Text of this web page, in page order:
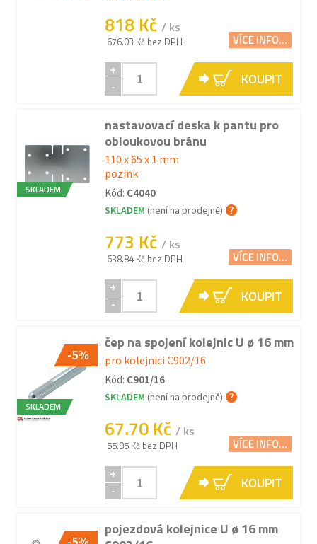
818 Kč / ks
676.03 Kč bez DPH VÍCE INFO...
+
-
KOUPIT
SKLADEM
nastavovací deska k pantu pro
obloukovou bránu
110 x 65 x 1 mm
pozink
Kód: C4040
SKLADEM (není na prodejně)
773 Kč / ks
638.84 Kč bez DPH VÍCE INFO...
+
-
KOUPIT
-5%
SKLADEM
čep na spojení kolejnic U ø 16 mm
pro kolejnici C902/16
Kód: C901/16
SKLADEM (není na prodejně)
67.70 Kč / ks
55.95 Kč bez DPH VÍCE INFO...
+
-
KOUPIT
pojezdová kolejnice U ø 16 mm